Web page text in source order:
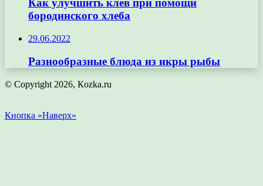
Как улучшить клев при помощи
бородинского хлеба
29.06.2022
Разнообразные блюда из икры рыбы
© Copyright 2026, Кozka.ru
Кнопка «Наверх»